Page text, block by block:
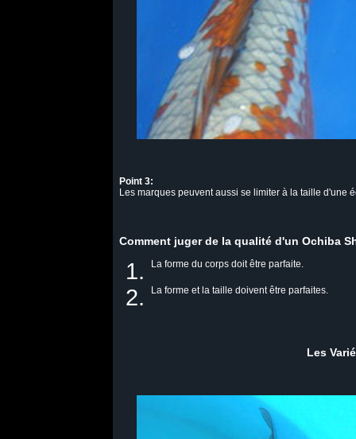
Point 3:
Les marques peuvent aussi se limiter à la taille d'une
Comment juger de la qualité d'un Ochiba
La forme du corps doit être parfaite.
La forme et la taille doivent être parfaites.
Les